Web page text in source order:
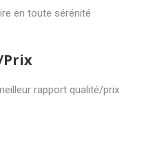
en toute sérénité
Prix
rapport qualité/prix